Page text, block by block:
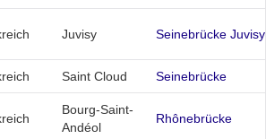
Juvisy Seinebrücke Juvisy
Saint Cloud Seinebrücke
Bourg-Saint-
Andéol
Rhônebrücke